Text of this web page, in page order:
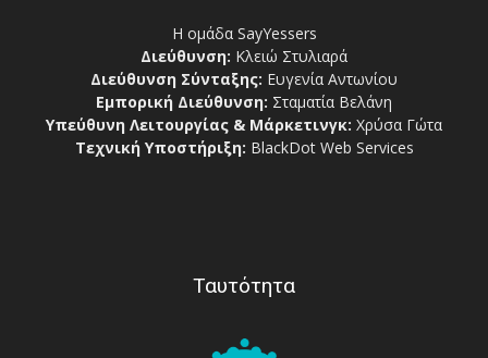
Η ομάδα SayYessers
Διεύθυνση: Κλειώ Στυλιαρά
Διεύθυνση Σύνταξης: Ευγενία Αντωνίου
Εμπορική Διεύθυνση: Σταματία Βελάνη
Υπεύθυνη Λειτουργίας & Μάρκετινγκ: Χρύσα Γώτα
Τεχνική Υποστήριξη: BlackDot Web Services
Ταυτότητα